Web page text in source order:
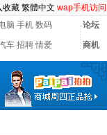
收藏 繁體中文 wap手机访问
脑 手机 数码 论坛
车 招聘 情爱 商机